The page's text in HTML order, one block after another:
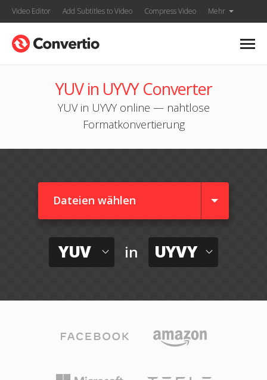
Video Editor Add Subtitles to Video Compress Video Mehr
YUV in UYVY Converter
YUV in UYVY online — nahtlose
Formatkonvertierung
Dateien wählen
YUV in UYVY